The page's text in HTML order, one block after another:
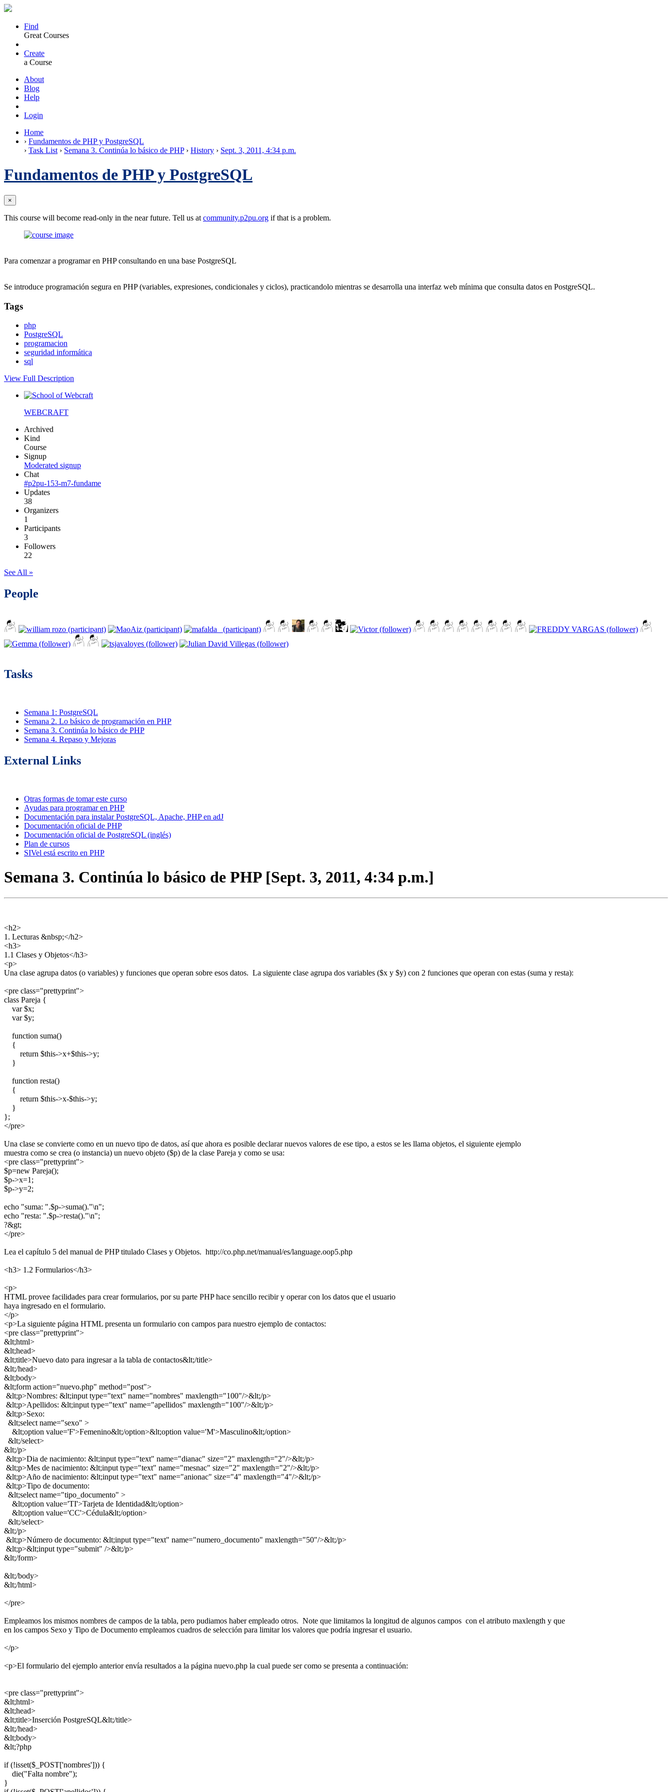
Find
Great Courses
Create
a Course
About
Blog
Help
Login
Home
› Fundamentos de PHP y PostgreSQL
› Task List › Semana 3. Continúa lo básico de PHP › History › Sept. 3, 2011, 4:34 p.m.
Fundamentos de PHP y PostgreSQL
×
This course will become read-only in the near future. Tell us at community.p2pu.org if that is a problem.
Para comenzar a programar en PHP consultando en una base PostgreSQL
Se introduce programación segura en PHP (variables, expresiones, condicionales y ciclos), practicandolo mientras se desarrolla una interfaz web mínima que consulta datos en PostgreSQL.
Tags
php
PostgreSQL
programacion
seguridad informática
sql
View Full Description
WEBCRAFT
Archived
Kind
Course
Signup
Moderated signup
Chat
#p2pu-153-m7-fundame
Updates
38
Organizers
1
Participants
3
Followers
22
See All »
People
Tasks
Semana 1: PostgreSQL
Semana 2. Lo básico de programación en PHP
Semana 3. Continúa lo básico de PHP
Semana 4. Repaso y Mejoras
External Links
Otras formas de tomar este curso
Ayudas para programar en PHP
Documentación para instalar PostgreSQL, Apache, PHP en adJ
Documentación oficial de PHP
Documentación oficial de PostgreSQL (inglés)
Plan de cursos
SIVel está escrito en PHP
Semana 3. Continúa lo básico de PHP [Sept. 3, 2011, 4:34 p.m.]
<h2>
1. Lecturas &nbsp;</h2>
<h3>
1.1 Clases y Objetos</h3>
<p>
Una clase agrupa datos (o variables) y funciones que operan sobre esos datos. La siguiente clase agrupa dos variables ($x y $y) con 2 funciones que operan con estas (suma y resta):
<pre class="prettyprint">
class Pareja {
var $x;
var $y;
function suma()
{
return $this->x+$this->y;
}
function resta()
{
return $this->x-$this->y;
}
};
</pre>
Una clase se convierte como en un nuevo tipo de datos, así que ahora es posible declarar nuevos valores de ese tipo, a estos se les llama objetos, el siguiente ejemplo
muestra como se crea (o instancia) un nuevo objeto ($p) de la clase Pareja y como se usa:
<pre class="prettyprint">
$p=new Pareja();
$p->x=1;
$p->y=2;
echo "suma: ".$p->suma()."\n";
echo "resta: ".$p->resta()."\n";
?&gt;
</pre>
Lea el capítulo 5 del manual de PHP titulado Clases y Objetos. http://co.php.net/manual/es/language.oop5.php
<h3> 1.2 Formularios</h3>
<p>
HTML provee facilidades para crear formularios, por su parte PHP hace sencillo recibir y operar con los datos que el usuario
haya ingresado en el formulario.
</p>
<p>La siguiente página HTML presenta un formulario con campos para nuestro ejemplo de contactos:
<pre class="prettyprint">
&lt;html>
&lt;head>
&lt;title>Nuevo dato para ingresar a la tabla de contactos&lt;/title>
&lt;/head>
&lt;body>
&lt;form action="nuevo.php" method="post">
&lt;p>Nombres: &lt;input type="text" name="nombres" maxlength="100"/>&lt;/p>
&lt;p>Apellidos: &lt;input type="text" name="apellidos" maxlength="100"/>&lt;/p>
&lt;p>Sexo:
&lt;select name="sexo" >
&lt;option value='F'>Femenino&lt;/option>&lt;option value='M'>Masculino&lt;/option>
&lt;/select>
&lt;/p>
&lt;p>Dia de nacimiento: &lt;input type="text" name="dianac" size="2" maxlength="2"/>&lt;/p>
&lt;p>Mes de nacimiento: &lt;input type="text" name="mesnac" size="2" maxlength="2"/>&lt;/p>
&lt;p>Año de nacimiento: &lt;input type="text" name="anionac" size="4" maxlength="4"/>&lt;/p>
&lt;p>Tipo de documento:
&lt;select name="tipo_documento" >
&lt;option value='TI'>Tarjeta de Identidad&lt;/option>
&lt;option value='CC'>Cédula&lt;/option>
&lt;/select>
&lt;/p>
&lt;p>Número de documento: &lt;input type="text" name="numero_documento" maxlength="50"/>&lt;/p>
&lt;p>&lt;input type="submit" />&lt;/p>
&lt;/form>
&lt;/body>
&lt;/html>
</pre>
Empleamos los mismos nombres de campos de la tabla, pero pudiamos haber empleado otros. Note que limitamos la longitud de algunos campos con el atributo maxlength y que
en los campos Sexo y Tipo de Documento empleamos cuadros de selección para limitar los valores que podría ingresar el usuario.
</p>
<p>El formulario del ejemplo anterior envía resultados a la página nuevo.php la cual puede ser como se presenta a continuación:
<pre class="prettyprint">
&lt;html>
&lt;head>
&lt;title>Inserción PostgreSQL&lt;/title>
&lt;/head>
&lt;body>
&lt;?php
if (!isset($_POST['nombres'])) {
die("Falta nombre");
}